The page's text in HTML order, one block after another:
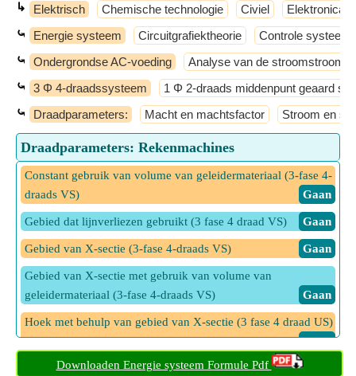
↳ Elektrisch Chemische technologie Civiel Elektronica
⤿ Energie systeem Circuitgrafiektheorie Controle systeem
⤿ Ondergrondse AC-voeding Analyse van de stroomstroom
⤿ 3 Φ 4-draadssysteem 1 Φ 2-draads middenpunt geaard
⤿ Draadparameters: Macht en machtsfactor Stroom en
Draadparameters: Rekenmachines
Constant gebruik van volume van geleidermateriaal (3-fase 4-
draads VS)
​ Gaan
Gebied dat lijnverliezen gebruikt (3 fase 4 draad VS) ​ Gaan
Gebied van X-sectie (3-fase 4-draads VS) ​ Gaan
Gebied van X-sectie met gebruik van volume van
geleidermateriaal (3-fase 4-draads VS)
​ Gaan
Hoek met behulp van gebied van X-sectie (3 fase 4 draad US)
​ Gaan
Hoek met behulp van lijnverliezen (3-fase 4-draads VS)
Downloaden Energie systeem Formule Pdf